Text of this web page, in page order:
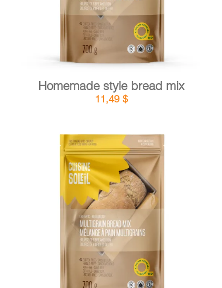
Homemade style bread mix
11,49 $
ADD TO CART / DETAILS